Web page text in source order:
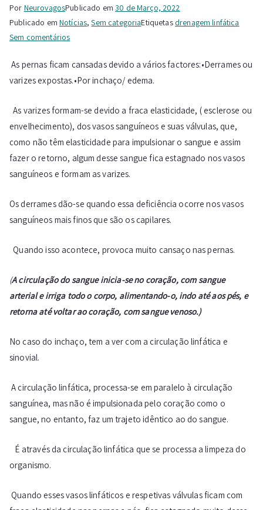
Por NeurovagosPublicado em30 de Março, 2022
Publicado em Notícias,Sem categoriaEtiquetas drenagem linfática
Sem comentáriosem
no
tratamento
pernas
cansadas ￼
As pernas ficam cansadas devido a vários factores:•Derrames ou
varizes expostas.•Por inchaço/ edema.
As varizes formam-se devido a fraca elasticidade, ( esclerose ou
envelhecimento), dos vasos sanguíneos e suas válvulas, que,
como não têm elasticidade para impulsionar o sangue e assim
fazer o retorno, algum desse sangue fica estagnado nos vasos
sanguíneos e formam as varizes.
Os derrames dão-se quando essa deficiência ocorre nos vasos
sanguíneos mais finos que são os capilares.
Quando isso acontece, provoca muito cansaço nas pernas.
(A circulação do sangue inicia-se no coração, com sangue
arterial e irriga todo o corpo, alimentando-o, indo até aos pés, e
retorna até voltar ao coração, com sangue venoso.)
No caso do inchaço, tem a ver com a circulação linfática e
sinovial.
A circulação linfática, processa-se em paralelo à circulação
sanguínea, mas não é impulsionada pelo coração como o
sangue, no entanto, faz um trajeto idêntico ao do sangue.
É através da circulação linfática que se processa a limpeza do
organismo.
Quando esses vasos linfáticos e respetivas válvulas ficam com